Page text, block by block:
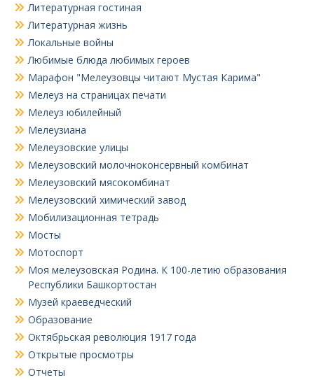
Литературная гостиная
Литературная жизнь
Локальные войны
Любимые блюда любимых героев
Марафон "Мелеузовцы читают Мустая Карима"
Мелеуз на страницах печати
Мелеуз юбилейный
Мелеузиана
Мелеузовские улицы
Мелеузовский молочноконсервный комбинат
Мелеузовский мясокомбинат
Мелеузовский химический завод
Мобилизационная тетрадь
Мосты
Мотоспорт
Моя мелеузовская Родина. К 100-летию образования
Республики Башкортостан
Музей краеведческий
Образование
Октябрьская революция 1917 года
Открытые просмотры
Отчеты